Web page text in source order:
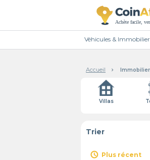
Véhicules & Immobilier
Accueil
Villas
Trier
access_time Plus récent